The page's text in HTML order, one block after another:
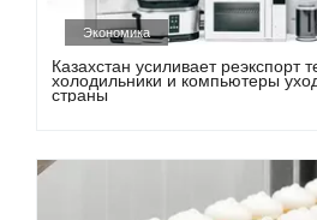
Экономика
Казахстан усиливает реэкспорт
холодильники и компьютеры
страны